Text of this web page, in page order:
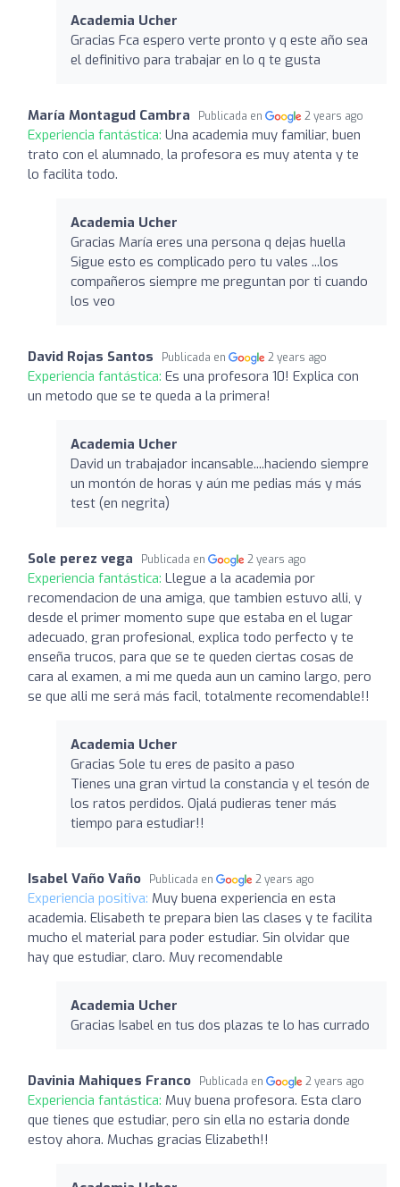
Academia Ucher
Gracias Fca espero verte pronto y q este año sea
el definitivo para trabajar en lo q te gusta
María Montagud Cambra Publicada en 2 years ago
Experiencia fantástica: Una academia muy familiar, buen
trato con el alumnado, la profesora es muy atenta y te
lo facilita todo.
Academia Ucher
Gracias María eres una persona q dejas huella
Sigue esto es complicado pero tu vales ...los
compañeros siempre me preguntan por ti cuando
los veo
David Rojas Santos Publicada en 2 years ago
Experiencia fantástica: Es una profesora 10! Explica con
un metodo que se te queda a la primera!
Academia Ucher
David un trabajador incansable....haciendo siempre
un montón de horas y aún me pedias más y más
test (en negrita)
Sole perez vega Publicada en 2 years ago
Experiencia fantástica: Llegue a la academia por
recomendacion de una amiga, que tambien estuvo alli, y
desde el primer momento supe que estaba en el lugar
adecuado, gran profesional, explica todo perfecto y te
enseña trucos, para que se te queden ciertas cosas de
cara al examen, a mi me queda aun un camino largo, pero
se que alli me será más facil, totalmente recomendable!!
Academia Ucher
Gracias Sole tu eres de pasito a paso
Tienes una gran virtud la constancia y el tesón de
los ratos perdidos. Ojalá pudieras tener más
tiempo para estudiar!!
Isabel Vaño Vaño Publicada en 2 years ago
Experiencia positiva: Muy buena experiencia en esta
academia. Elisabeth te prepara bien las clases y te facilita
mucho el material para poder estudiar. Sin olvidar que
hay que estudiar, claro. Muy recomendable
Academia Ucher
Gracias Isabel en tus dos plazas te lo has currado
Davinia Mahiques Franco Publicada en 2 years ago
Experiencia fantástica: Muy buena profesora. Esta claro
que tienes que estudiar, pero sin ella no estaria donde
estoy ahora. Muchas gracias Elizabeth!!